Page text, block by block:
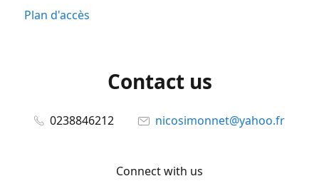
Plan d'accès
Contact us
0238846212 nicosimonnet@yahoo.fr
Connect with us